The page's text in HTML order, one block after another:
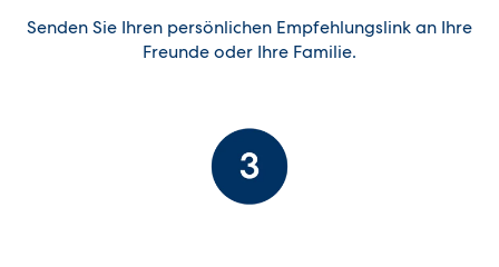
Senden Sie Ihren persönlichen Empfehlungslink an Ihre
Freunde oder Ihre Familie.